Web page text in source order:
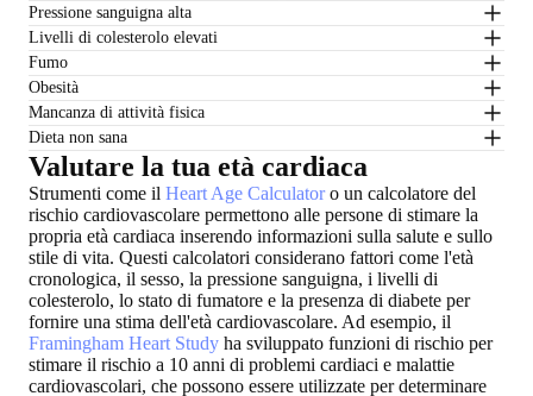
Pressione sanguigna alta
Livelli di colesterolo elevati
Fumo
Obesità
Mancanza di attività fisica
Dieta non sana
Valutare la tua età cardiaca
Strumenti come il Heart Age Calculatoro un calcolatore del
rischio cardiovascolare permettono alle persone di stimare la
propria età cardiaca inserendo informazioni sulla salute e sullo
stile di vita. Questi calcolatori considerano fattori come l'età
cronologica, il sesso, la pressione sanguigna, i livelli di
colesterolo, lo stato di fumatore e la presenza di diabete per
fornire una stima dell'età cardiovascolare. Ad esempio, il
Framingham Heart Study ha sviluppato funzioni di rischio per
stimare il rischio a 10 anni di problemi cardiaci e malattie
cardiovascolari, che possono essere utilizzate per determinare